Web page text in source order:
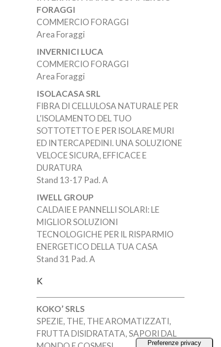
FORAGGI
COMMERCIO FORAGGI
Area Foraggi
INVERNICI LUCA
COMMERCIO FORAGGI
Area Foraggi
ISOLACASA SRL
FIBRA DI CELLULOSA NATURALE PER
L’ISOLAMENTO DEL TUO
SOTTOTETTO E PER ISOLARE MURI
ED INTERCAPEDINI. UNA SOLUZIONE
VELOCE SICURA, EFFICACE E
DURATURA
Stand 13-17 Pad. A
IWELL GROUP
CALDAIE E PANNELLI SOLARI: LE
MIGLIOR SOLUZIONI
TECNOLOGICHE PER IL RISPARMIO
ENERGETICO DELLA TUA CASA
Stand 31 Pad. A
K
KOKO’ SRLS
SPEZIE, THE, THE AROMATIZZATI,
FRUTTA DISIDRATATA, SAPORI DAL